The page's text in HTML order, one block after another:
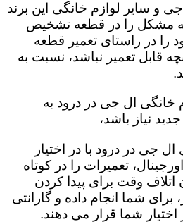
و سایر لوازم خانگی این برند
مشکل را در قطعه تشخیص
را در راستای تعمیر قطعه
قابل تعمیر نباشد، نسبت به
خانگی ال جی در درود به
نیاز باشد،
جی در درود با در اختیار
تعمیرات را در کوتاه
وقت برای پیدا کردن
برای شما انجام داده و گارانتی
شما قرار می دهند.